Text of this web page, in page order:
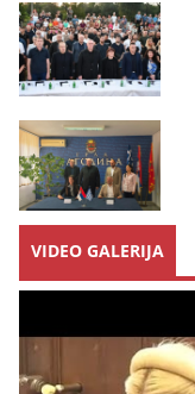
VIDEO GALERIJA